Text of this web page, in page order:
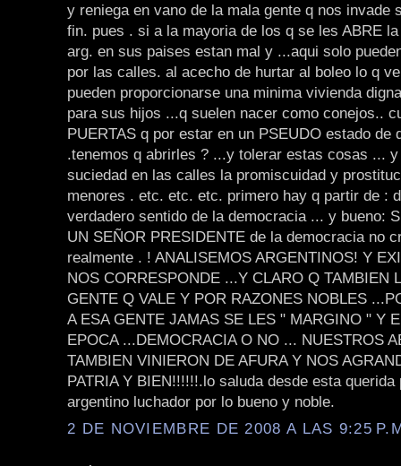
y reniega en vano de la mala gente q nos invade
fin. pues . si a la mayoria de los q se les ABRE
arg. en sus paises estan mal y ...aqui solo
por las calles. al acecho de hurtar al boleo lo q
pueden proporcionarse una minima vivienda
para sus hijos ...q suelen nacer como conejos..
PUERTAS q por estar en un PSEUDO estado de
.tenemos q abrirles ? ...y tolerar estas cosas ...
suciedad en las calles la promiscuidad y
menores . etc. etc. etc. primero hay q partir de :
verdadero sentido de la democracia ... y bueno:
UN SEÑOR PRESIDENTE de la democracia no
realmente . ! ANALISEMOS ARGENTINOS! Y
NOS CORRESPONDE ...Y CLARO Q TAMBIEN
GENTE Q VALE Y POR RAZONES NOBLES
A ESA GENTE JAMAS SE LES " MARGINO " Y
EPOCA ...DEMOCRACIA O NO ... NUESTROS
TAMBIEN VINIERON DE AFURA Y NOS
PATRIA Y BIEN!!!!!!.lo saluda desde esta querida
argentino luchador por lo bueno y noble.
2 DE NOVIEMBRE DE 2008 A LAS 9:25